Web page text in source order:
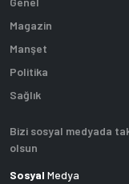
Magazin
Manşet
Politika
Sağlık
Bizi sosyal medyada
olsun
Sosyal Medya